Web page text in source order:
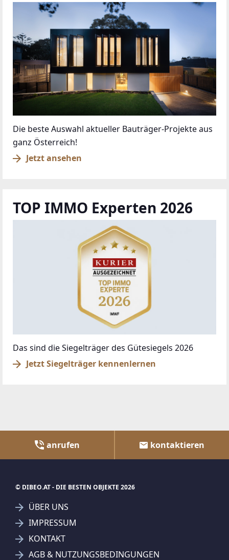
Die beste Auswahl aktueller Bauträger-Projekte aus
ganz Österreich!
Jetzt ansehen
TOP IMMO Experten 2026
Das sind die Siegelträger des Gütesiegels 2026
Jetzt Siegelträger kennenlernen
anrufen kontaktieren
© DIBEO.AT - DIE BESTEN OBJEKTE 2026
ÜBER UNS
IMPRESSUM
KONTAKT
AGB & NUTZUNGSBEDINGUNGEN